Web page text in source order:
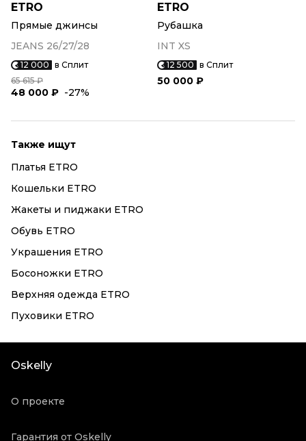
ETRO
Прямые джинсы
JEANS 26/27/28
12 000 в Сплит
65 615 ₽
48 000 ₽ -27%
ETRO
Рубашка
INT XS
12 500 в Сплит
50 000 ₽
Также ищут
Платья ETRO
Кошельки ETRO
Жакеты и пиджаки ETRO
Обувь ETRO
Украшения ETRO
Босоножки ETRO
Верхняя одежда ETRO
Пуховики ETRO
Oskelly
О проекте
Гарантия от Oskelly